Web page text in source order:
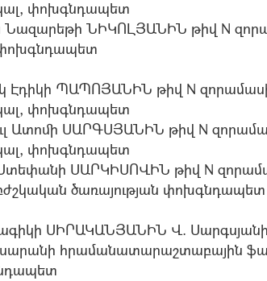
փոխգնդապետ
Նազարեթի ՆԻԿՈԼՅԱՆԻՆ թիվ N
Էդիկի ՊԱՊՈՅԱՆԻՆ թիվ N
փոխգնդապետ
Ատոմի ՍԱՐԳՍՅԱՆԻՆ թիվ N
փոխգնդապետ
ՍԱՐԿԻՍՈՎԻՆ թիվ N
ծառայության փոխգնդապետ
ՍԻՐԱԿԱՆՅԱՆԻՆ Վ.
հրամանատարաշտաբային